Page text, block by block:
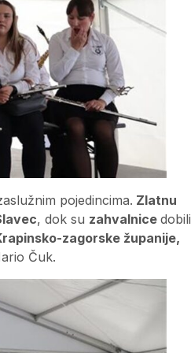
pojedincima. Zlatnu
, dok su zahvalnice dobili
zagorske županije,
Čuk.